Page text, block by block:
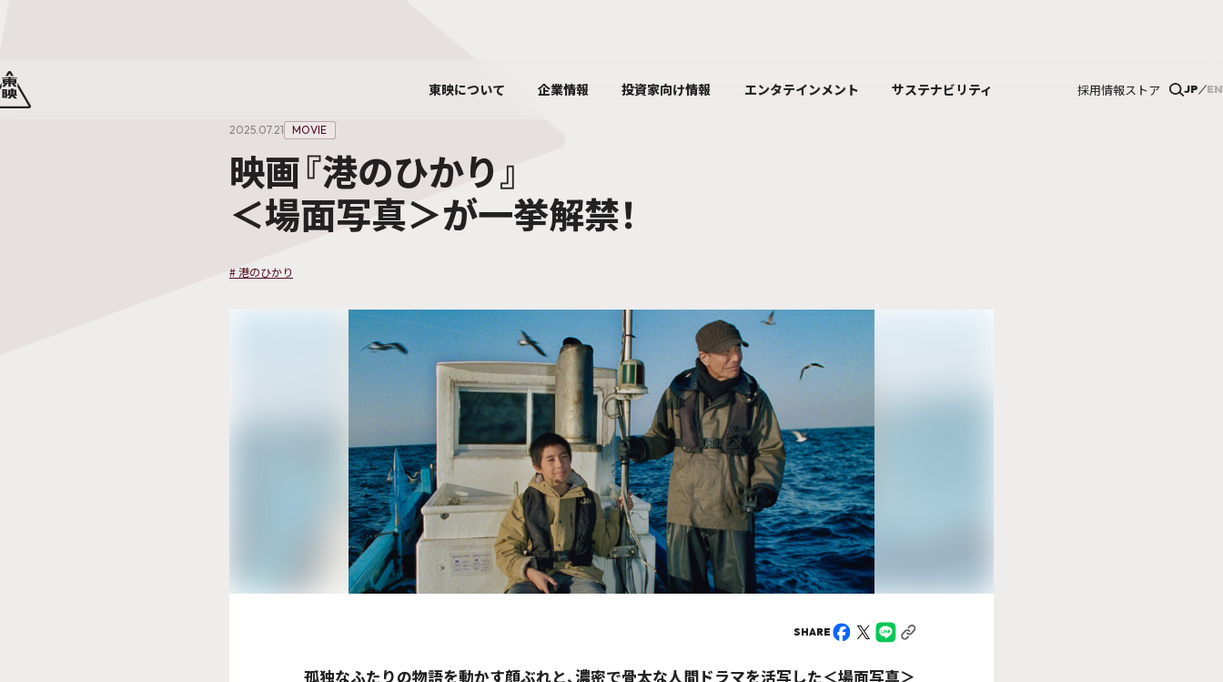
東映について 企業情報 投資家向け情報 エンタテインメント サステナビリティ 採用情報ストア JP EN
2025.07.21 MOVIE
映画『港のひかり』
＜場面写真＞が一挙解禁！
#港のひかり
SHARE
孤独なふたりの物語を動かす顔ぶれと、濃密で骨太な人間ドラマを活写した＜場面写真＞